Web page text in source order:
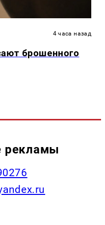
4 часа назад
брошенного
рекламы